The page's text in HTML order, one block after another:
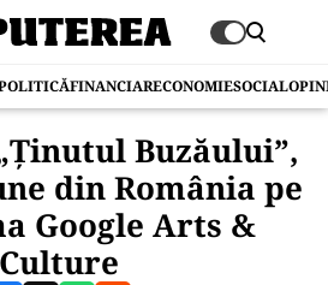
FINANCIARECONOMIESOCIAL
Buzăului”,
din România pe
Google Arts &
Culture